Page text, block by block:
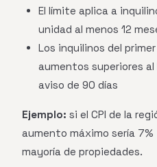
El límite aplica a
unidad al menos 12
Los inquilinos del
aumentos superiores
aviso de 90 días
Ejemplo: si el CPI de la
aumento máximo sería 7%
mayoría de propiedades.